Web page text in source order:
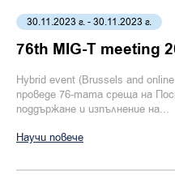
30.11.2023 г. - 30.11.2023 г.
76th MIG-T meeting
Hybrid event (Brussels and
проведе 76-тата среща на
поддържане и изпълнение на...
Научи повече